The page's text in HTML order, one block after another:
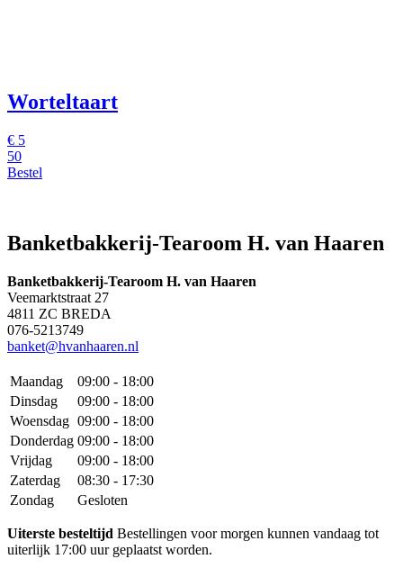
Worteltaart
€ 5
50
Bestel
Banketbakkerij-Tearoom H. van Haaren
Banketbakkerij-Tearoom H. van Haaren
Veemarktstraat 27
4811 ZC BREDA
076-5213749
banket@hvanhaaren.nl
Maandag
09:00 - 18:00
Dinsdag
09:00 - 18:00
Woensdag 09:00 - 18:00
Donderdag 09:00 - 18:00
Vrijdag
09:00 - 18:00
Zaterdag
08:30 - 17:30
Zondag
Gesloten
Uiterste besteltijd Bestellingen voor morgen kunnen vandaag tot
uiterlijk 17:00 uur geplaatst worden.